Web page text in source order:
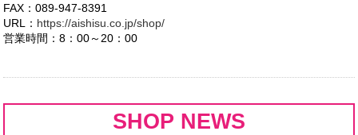
FAX：089-947-8391
URL： https://aishisu.co.jp/shop/
営業時間：8：00～20：00
SHOP NEWS